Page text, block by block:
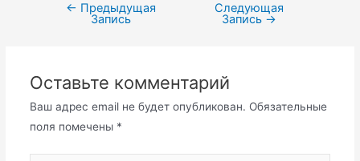
← Предыдущая
Запись
Следующая
Запись →
Оставьте комментарий
Ваш адрес email не будет опубликован. Обязательные
поля помечены *